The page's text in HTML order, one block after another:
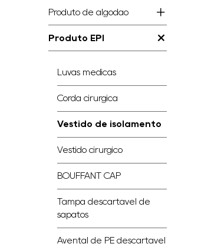
Produto de algodão
Produto EPI
Luvas médicas
Corda cirúrgica
Vestido de isolamento
Vestido cirúrgico
BOUFFANT CAP
Tampa descartável de
sapatos
Avental de PE descartável